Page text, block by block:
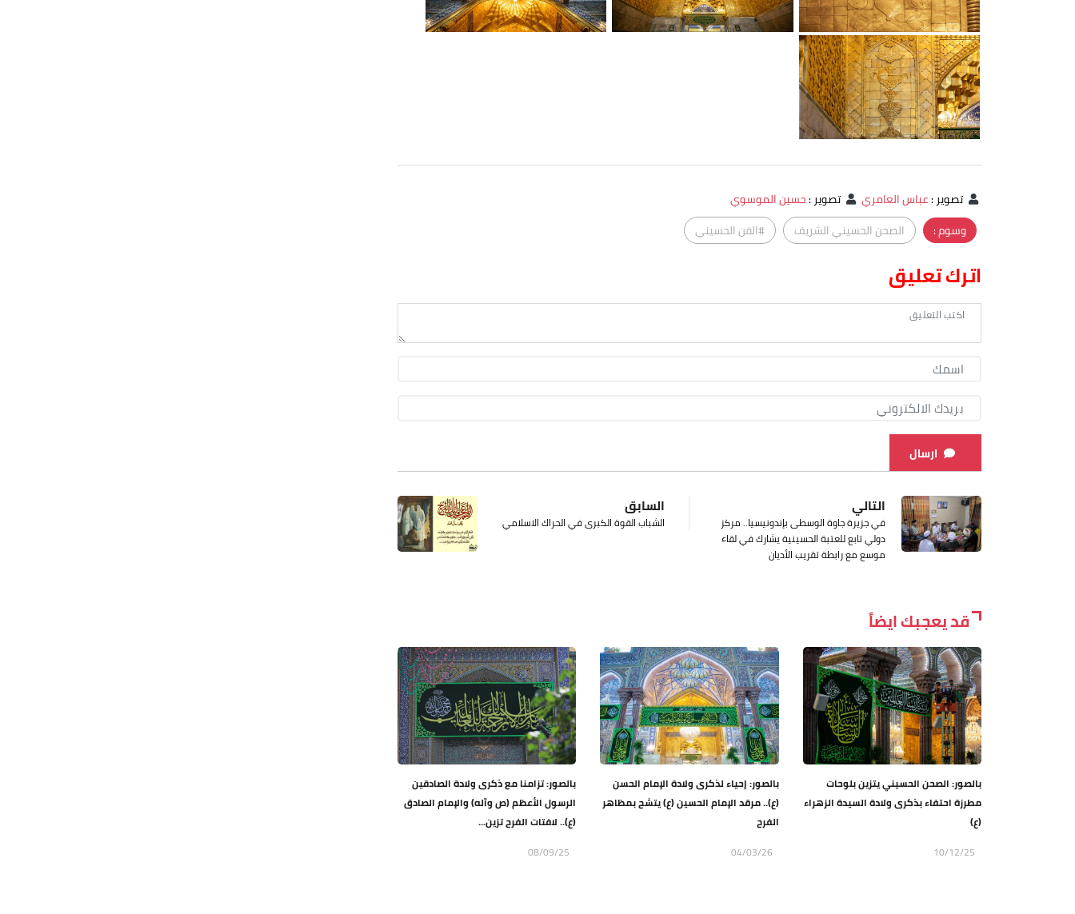
تصوير:عباس العامري تصوير:حسين الموسوي
وسوم :
الصحن الحسيني الشريف #الفن الحسيني
اترك تعليق
ارسال
السابق
الشباب القوة الكبرى في الحراك الاسلامي
التالي
في جزيرة جاوة الوسطى بإندونيسيا.. مركز
دولي تابع للعتبة الحسينية يشارك في لقاء
موسع مع رابطة تقريب الأديان
قد يعجبك ايضاً
بالصور: الصحن الحسيني يتزين بلوحات
مطرزة احتفاء بذكرى ولادة السيدة الزهراء
(ع)
10/12/25
بالصور: إحياء لذكرى ولادة الإمام الحسن
(ع).. مرقد الإمام الحسين (ع) يتشح بمظاهر
الفرح
04/03/26
بالصور: تزامنا مع ذكرى ولادة الصادقين
الرسول الأعظم (ص وآله) والإمام الصادق
(ع).. لافتات الفرح تزين...
08/09/25